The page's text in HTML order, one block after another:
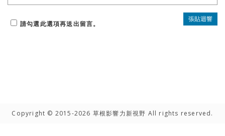
請勾選此選項再送出留言。
Copyright © 2015-2026 草根影響力新視野 All rights reserved.